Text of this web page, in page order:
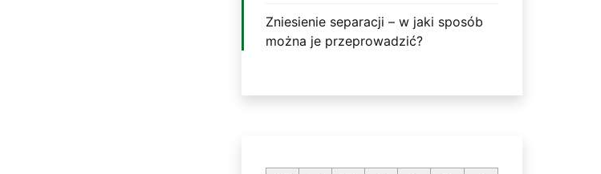
Zniesienie separacji – w jaki sposób
można je przeprowadzić?